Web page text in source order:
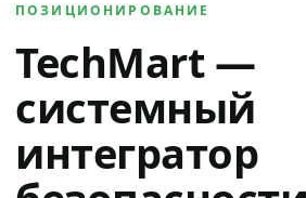
ПОЗИЦИОНИРОВАНИЕ
TechMart —
системный
интегратор